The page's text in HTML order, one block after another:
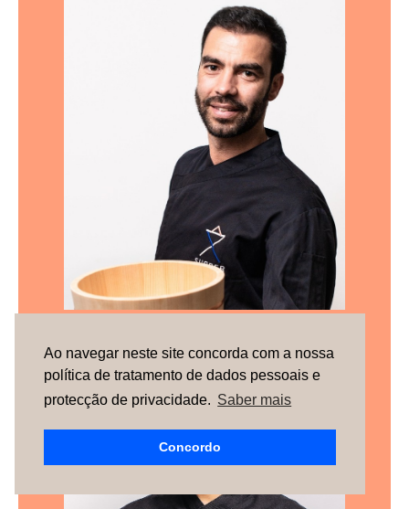
Ao navegar neste site concorda com a nossa
política de tratamento de dados pessoais e
protecção de privacidade. Saber mais
Concordo